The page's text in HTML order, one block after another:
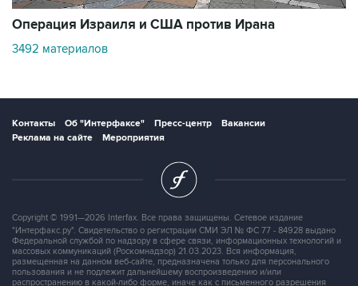
Операция Израиля и США против Ирана
3492 материалов
Контакты Об "Интерфаксе" Пресс-центр
Вакансии
Реклама на сайте
Мероприятия
Copyright © 1991—2026 Interfax. Все права защищены. Сетевое издание
"Интерфакс.ру". Свидетельство о регистрации СМИ ЭЛ № ФС 77 - 84928 выдано
Федеральной службой по надзору в сфере связи, информационных технологий и
массовых коммуникаций (Роскомнадзор) 21.03.2023. Вся информация,
размещенная на данном веб-сайте, предназначена только для персонального
пользования и не подлежит дальнейшему воспроизведению и/или
распространению в какой-либо форме, иначе как с письменного разрешения